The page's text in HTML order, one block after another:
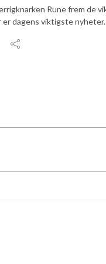
Rune frem de
er dagens viktigste nyheter.